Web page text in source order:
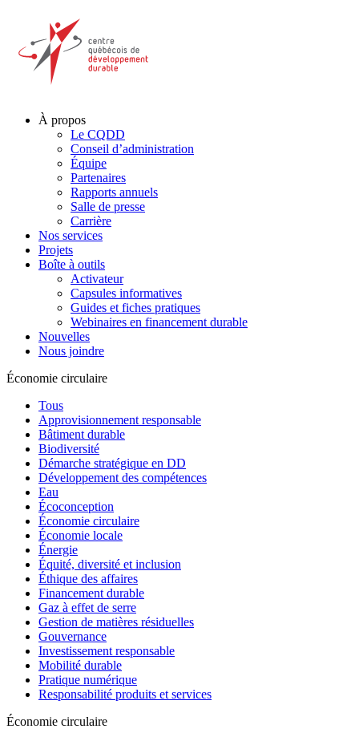
À propos
Le CQDD
Conseil d’administration
Équipe
Partenaires
Rapports annuels
Salle de presse
Carrière
Nos services
Projets
Boîte à outils
Activateur
Capsules informatives
Guides et fiches pratiques
Webinaires en financement durable
Nouvelles
Nous joindre
Économie circulaire
Tous
Approvisionnement responsable
Bâtiment durable
Biodiversité
Démarche stratégique en DD
Développement des compétences
Eau
Écoconception
Économie circulaire
Économie locale
Énergie
Équité, diversité et inclusion
Éthique des affaires
Financement durable
Gaz à effet de serre
Gestion de matières résiduelles
Gouvernance
Investissement responsable
Mobilité durable
Pratique numérique
Responsabilité produits et services
Économie circulaire